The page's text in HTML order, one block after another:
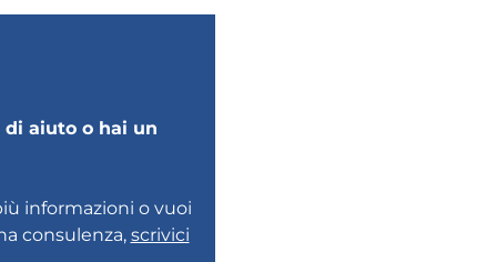
di aiuto o hai un
informazioni o vuoi
consulenza, scrivici